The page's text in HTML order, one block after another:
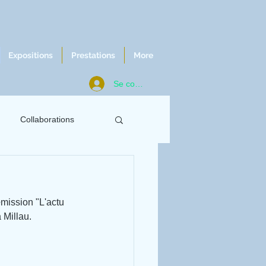
Expositions Prestations More
Se connecter
Collaborations
"L'actu
Millau.